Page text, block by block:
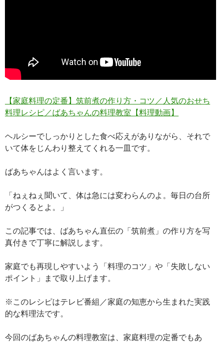
【家庭料理の定番】筑前煮の作り方・コツ／人気のおせち
料理レシピ／ばあちゃんの料理教室【料理動画】
ヘルシーでしっかりとした食べ応えがありながら、それで
いて体をじんわり整えてくれる一皿です。
ばあちゃんはよく言います。
「ねぇねぇ聞いて、体は急には変わらんのよ。毎日の台所
がつくるとよ。」
この記事では、ばあちゃん直伝の「筑前煮」の作り方を写
真付きで丁寧に解説します。
家庭でも再現しやすいよう「料理のコツ」や「失敗しない
ポイント」まで取り上げます。
※このレシピはテレビ番組／家庭の知恵から生まれた実践
的な料理法です。
今回のばあちゃんの料理教室は、家庭料理の定番でもあ